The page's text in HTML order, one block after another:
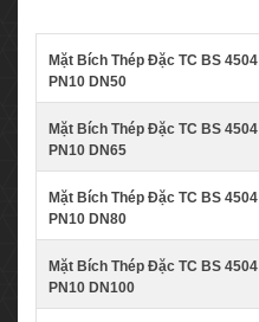
Mặt Bích Thép Đặc TC BS 4504
PN10 DN50
Mặt Bích Thép Đặc TC BS 4504
PN10 DN65
Mặt Bích Thép Đặc TC BS 4504
PN10 DN80
Mặt Bích Thép Đặc TC BS 4504
PN10 DN100